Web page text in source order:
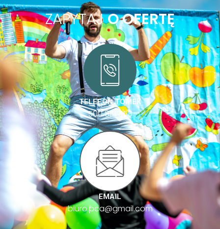
ZAPYTAJO OFERTĘ
TELEFON TOMEK
500 819 353
EMAIL
biuro.pca@gmail.com